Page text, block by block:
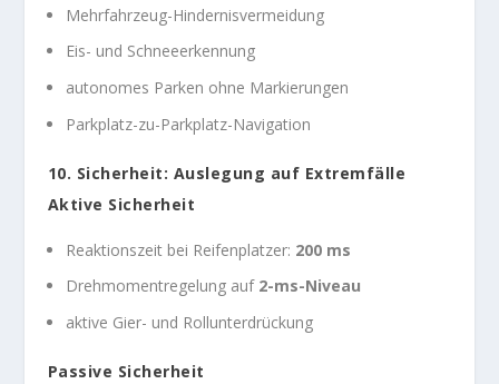
Mehrfahrzeug-Hindernisvermeidung
Eis- und Schneeerkennung
autonomes Parken ohne Markierungen
Parkplatz-zu-Parkplatz-Navigation
10. Sicherheit: Auslegung auf Extremfälle
Aktive Sicherheit
Reaktionszeit bei Reifenplatzer: 200 ms
Drehmomentregelung auf 2-ms-Niveau
aktive Gier- und Rollunterdrückung
Passive Sicherheit